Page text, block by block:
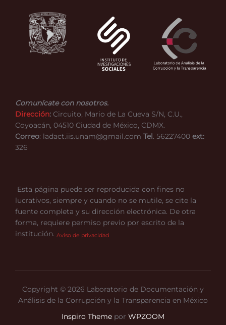
Comunícate con nosotros.
Dirección: Circuito, Mario de La Cueva S/N, C.U.,
Coyoacán, 04510 Ciudad de México, CDMX.
Correo: ladact.iis.unam@gmail.com Tel. 56227400 ext:
326
Esta página puede ser reproducida con fines no
lucrativos, siempre y cuando no se mutile, se cite la
fuente completa y su dirección electrónica. De otra
forma, requiere permiso previo por escrito de la
institución. Aviso de privacidad
Copyright © 2026 Laboratorio de Documentación y
Análisis de la Corrupción y la Transparencia en México
Inspiro Theme por WPZOOM